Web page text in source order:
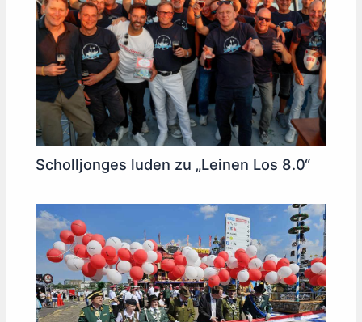
Scholljonges luden zu „Leinen Los 8.0“